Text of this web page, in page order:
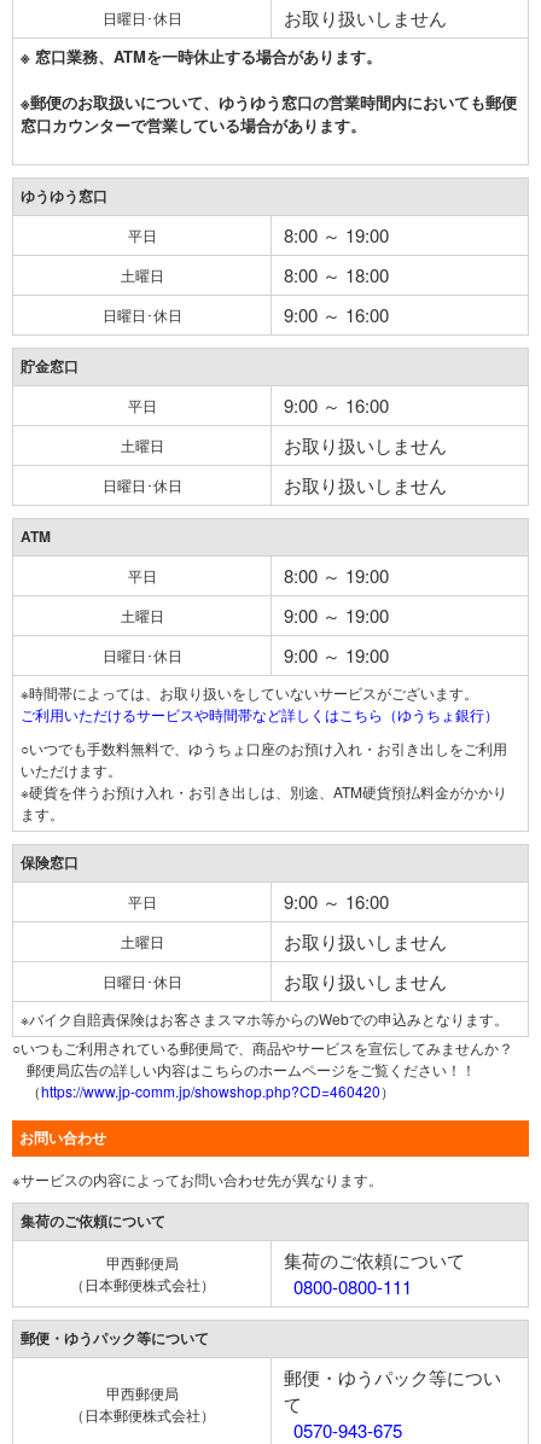
日曜日･休日 お取り扱いしません
※ 窓口業務、ATMを一時休止する場合があります。
※郵便のお取扱いについて、ゆうゆう窓口の営業時間内においても郵便
窓口カウンターで営業している場合があります。
ゆうゆう窓口
平日 8:00 ～ 19:00
土曜日 8:00 ～ 18:00
日曜日･休日 9:00 ～ 16:00
貯金窓口
平日 9:00 ～ 16:00
土曜日 お取り扱いしません
日曜日･休日 お取り扱いしません
ATM
平日 8:00 ～ 19:00
土曜日 9:00 ～ 19:00
日曜日･休日 9:00 ～ 19:00
※時間帯によっては、お取り扱いをしていないサービスがございます。
ご利用いただけるサービスや時間帯など詳しくはこちら（ゆうちょ銀行）
○いつでも手数料無料で、ゆうちょ口座のお預け入れ・お引き出しをご利用
いただけます。
※硬貨を伴うお預け入れ・お引き出しは、別途、ATM硬貨預払料金がかかり
ます。
保険窓口
平日 9:00 ～ 16:00
土曜日 お取り扱いしません
日曜日･休日 お取り扱いしません
※バイク自賠責保険はお客さまスマホ等からのWebでの申込みとなります。
○いつもご利用されている郵便局で、商品やサービスを宣伝してみませんか？
郵便局広告の詳しい内容はこちらのホームページをご覧ください！！
（https://www.jp-comm.jp/showshop.php?CD=460420）
お問い合わせ
※サービスの内容によってお問い合わせ先が異なります。
集荷のご依頼について
甲西郵便局
（日本郵便株式会社）
集荷のご依頼について
0800-0800-111
郵便・ゆうパック等について
甲西郵便局
（日本郵便株式会社）
郵便・ゆうパック等につい
て
0570-943-675